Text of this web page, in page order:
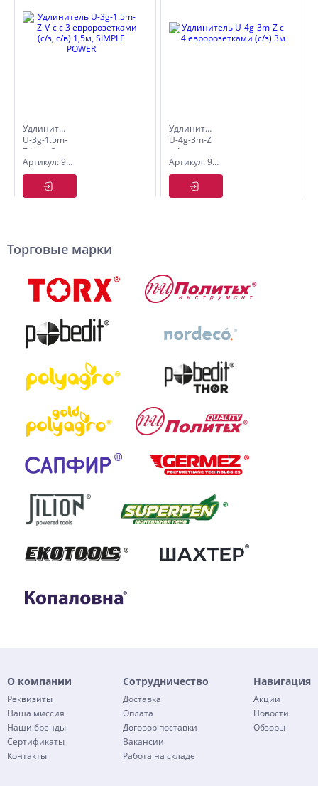
Удлинитель
U-3g-1.5m-
Z-V-c с 3
евророзетками
(с/з, с/в)
SIMPLE
Артикул: 9534060
Удлинитель
U-4g-3m-Z
с 4
евророзетками
(с/з) 3м
Артикул: 9534151
Торговые марки
О компании
Реквизиты
Наша миссия
Наши бренды
Сертификаты
Контакты
Сотрудничество
Доставка
Оплата
Договор поставки
Вакансии
Работа на складе
Навигация
Акции
Новости
Обзоры